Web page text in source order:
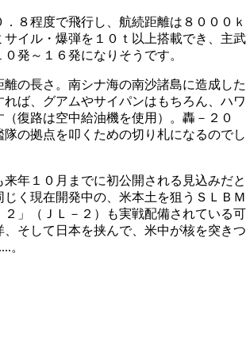
．８程度で飛行し、航続距離は８０００ｋ
サイル・爆弾を１０ｔ以上搭載でき、主武
発～１６発になりそうです。
の長さ。南シナ海の南沙諸島に造成した
ば、グアムやサイパンはもちろん、ハワ
復路は空中給油機を使用）。轟－２０
隊の拠点を叩くための切り札になるのでし
年１０月までに初公開される見込みだと
じく現在開発中の、米本土を狙うＳＬＢＭ
２」（ＪＬ－２）も実戦配備されている可
そして日本を挟んで、米中が核を突きつ
。